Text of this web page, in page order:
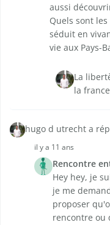
aussi
Quels sont
séduit en
vie aux Pays-
La
la
hugo d utrecht a
il y a 11 ans
Rencontre
Hey hey, je
je me
proposer
rencontre ou